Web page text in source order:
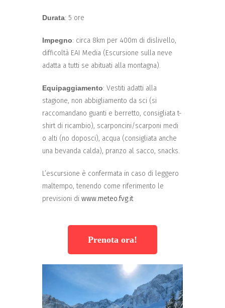
Durata: 5 ore
Impegno: circa 8km per 400m di dislivello,
difficoltà EAI Media (Escursione sulla neve
adatta a tutti se abituati alla montagna).
Equipaggiamento: Vestiti adatti alla
stagione, non abbigliamento da sci (si
raccomandano guanti e berretto, consigliata t-
shirt di ricambio), scarponcini/scarponi medi
o alti (no doposci), acqua (consigliata anche
una bevanda calda), pranzo al sacco, snacks.
L’escursione è confermata in caso di leggero
maltempo, tenendo come riferimento le
previsioni di www.meteo.fvg.it
Prenota ora!